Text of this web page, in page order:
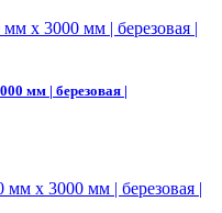
мм | березовая |